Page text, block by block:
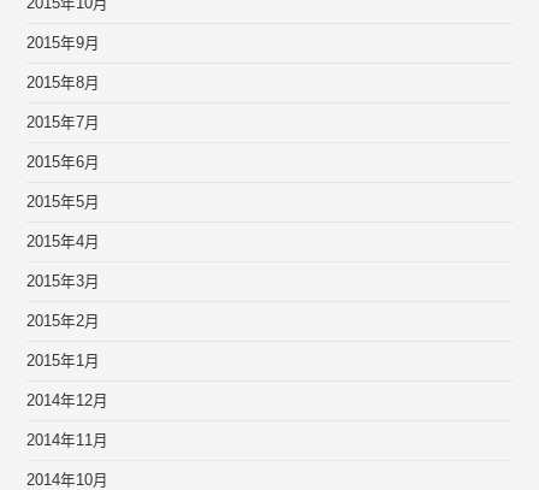
2015年10月
2015年9月
2015年8月
2015年7月
2015年6月
2015年5月
2015年4月
2015年3月
2015年2月
2015年1月
2014年12月
2014年11月
2014年10月